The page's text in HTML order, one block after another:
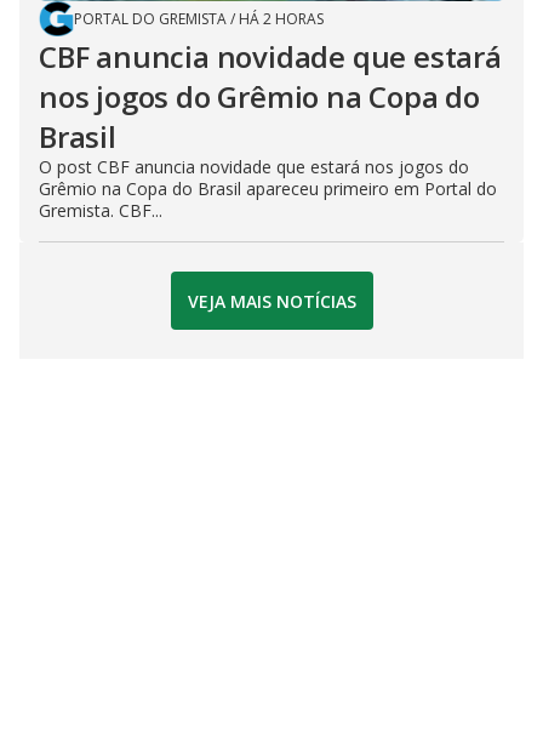
PORTAL DO GREMISTA/ HÁ 2 HORAS
CBF anuncia novidade que estará
nos jogos do Grêmio na Copa do
Brasil
O post CBF anuncia novidade que estará nos jogos do
Grêmio na Copa do Brasil apareceu primeiro em Portal do
Gremista. CBF...
VEJA MAIS NOTÍCIAS